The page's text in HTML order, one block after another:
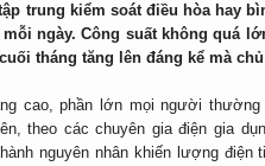
trung kiểm soát điều hòa hay
ngày. Công suất không quá
tháng tăng lên đáng kể mà
cao, phần lớn mọi người
theo các chuyên gia điện gia
nguyên nhân khiến lượng điện